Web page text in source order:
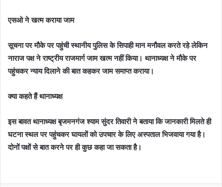
एसओ ने खत्म कराया जाम
सूचना पर मौके पर पहुंची स्थानीय पुलिस के सिपाही मान मनौवल करते रहे लेकिन
नाराज पक्ष ने राष्ट्रीय राजमार्ग जाम खत्म नहीं किया। थानाध्यक्ष ने मौके पर
पहुंचकर न्याय दिलाने की बात कहकर जाम समाप्त कराया।
क्या कहते हैं थानाध्यक्ष
इस बावत थानाध्यक्ष बृजमनगंज श्याम सुंदर तिवारी ने बताया कि जानकारी मिलते ही
घटना स्थल पर पहुंचकर घायलों को उपचार के लिए अस्पताल भिजवाया गया है।
दोनों पक्षों से बात करने पर ही कुछ कहा जा सकता है।